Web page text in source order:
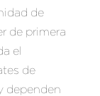
de
de primera
el
de
dependen